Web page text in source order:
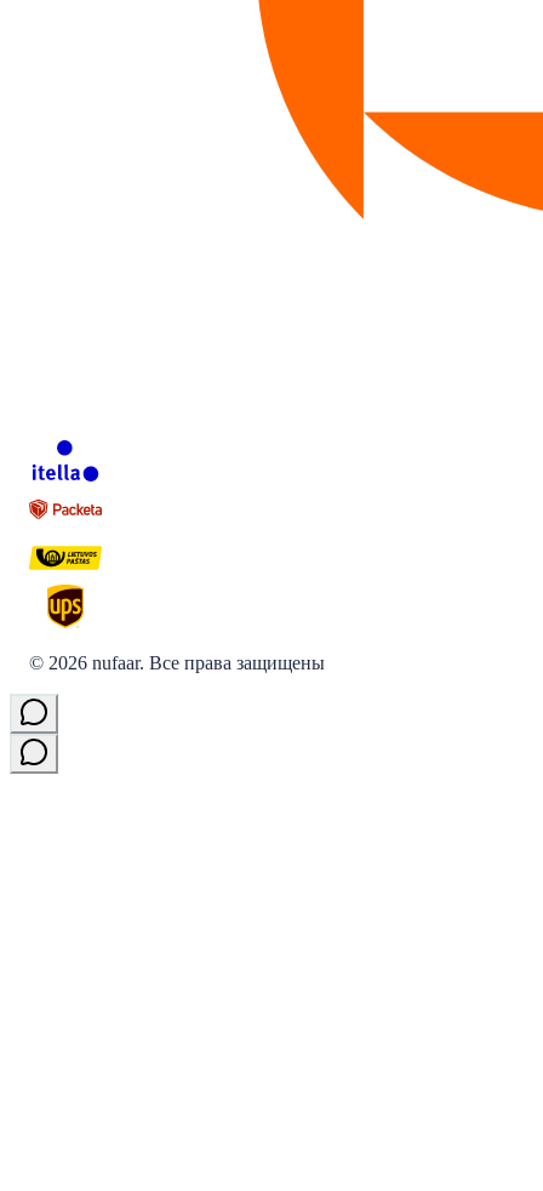
© 2026 nufaar. Все права защищены